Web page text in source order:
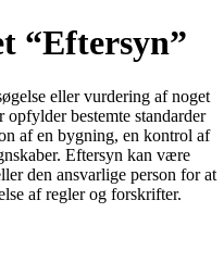
“Eftersyn”
eller vurdering af noget
bestemte standarder
af en bygning, en kontrol af
Eftersyn kan være
den ansvarlige person for at
af regler og forskrifter.